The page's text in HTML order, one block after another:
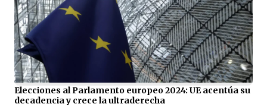
Elecciones al Parlamento europeo 2024: UE acentúa su
decadencia y crece la ultraderecha